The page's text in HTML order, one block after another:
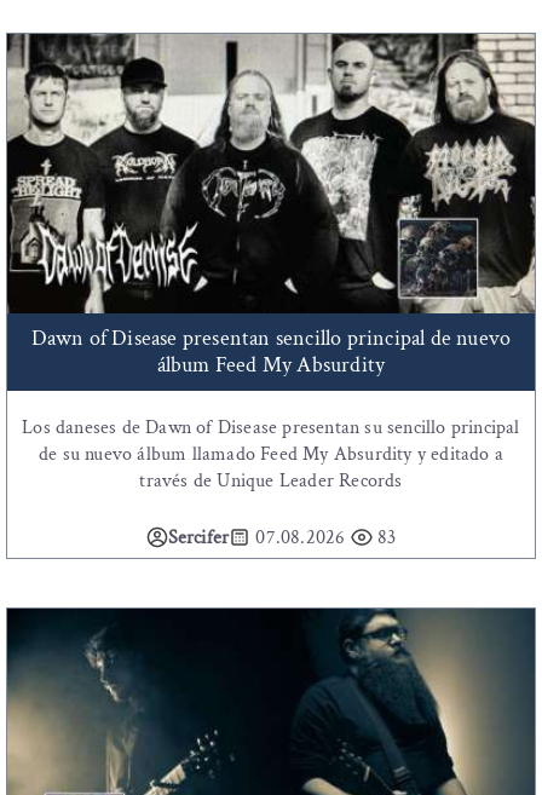
Dawn of Disease presentan sencillo principal de nuevo
álbum Feed My Absurdity
Los daneses de Dawn of Disease presentan su sencillo principal
de su nuevo álbum llamado Feed My Absurdity y editado a
través de Unique Leader Records
Sercifer 07.08.2026 83